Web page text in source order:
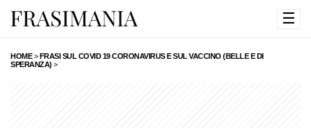
☰
HOME>FRASI SUL COVID 19 CORONAVIRUS E SUL VACCINO (BELLE E DI
SPERANZA) >